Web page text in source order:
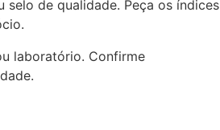
selo de qualidade. Peça os índices
laboratório. Confirme